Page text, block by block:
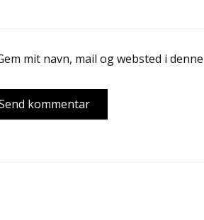
mit navn, mail og websted i